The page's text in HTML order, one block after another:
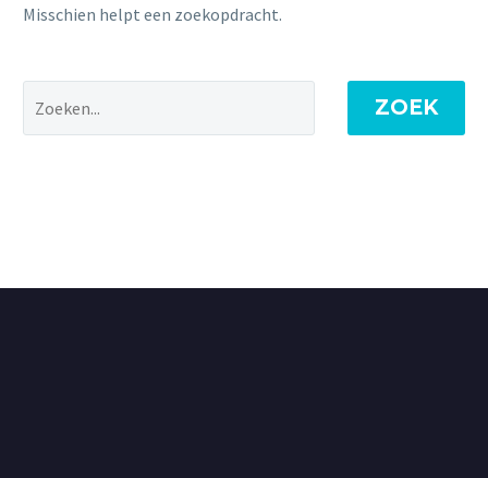
Misschien helpt een zoekopdracht.
ZOEK